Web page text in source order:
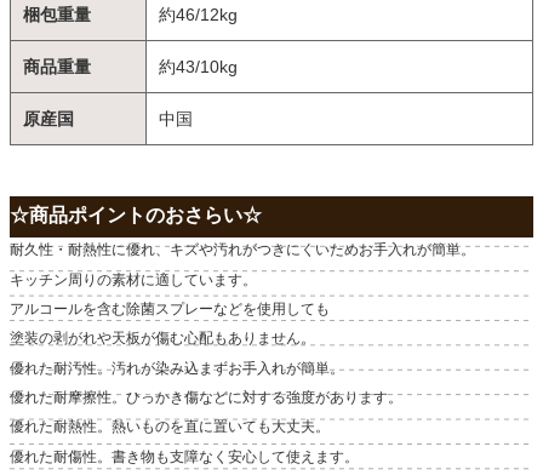
梱包重量 約46/12kg
商品重量 約43/10kg
原産国 中国
☆商品ポイントのおさらい☆
耐久性・耐熱性に優れ、キズや汚れがつきにくいためお手入れが簡単。
キッチン周りの素材に適しています。
アルコールを含む除菌スプレーなどを使用しても
塗装の剥がれや天板が傷む心配もありません。
優れた耐汚性。汚れが染み込まずお手入れが簡単。
優れた耐摩擦性。ひっかき傷などに対する強度があります。
優れた耐熱性。熱いものを直に置いても大丈夫。
優れた耐傷性。書き物も支障なく安心して使えます。